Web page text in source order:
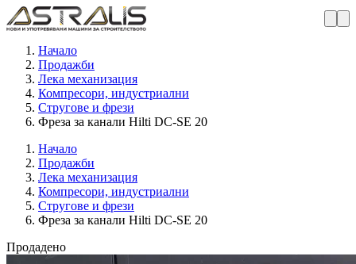
Начало
Продажби
Лека механизация
Компресори, индустриални
Стругове и фрези
Фреза за канали Hilti DC-SE 20
Начало
Продажби
Лека механизация
Компресори, индустриални
Стругове и фрези
Фреза за канали Hilti DC-SE 20
Продадено